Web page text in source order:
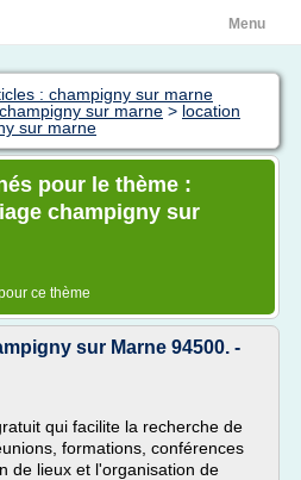
Menu
: champigny sur marne
sur marne > location
sur marne
pour le thème :
champigny sur
ce thème
sur Marne 94500. -
qui facilite la recherche de
formations, conférences
de lieux et l'organisation de